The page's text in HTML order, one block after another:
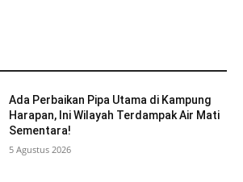
Ada Perbaikan Pipa Utama di Kampung
Harapan, Ini Wilayah Terdampak Air Mati
Sementara!
5 Agustus 2026